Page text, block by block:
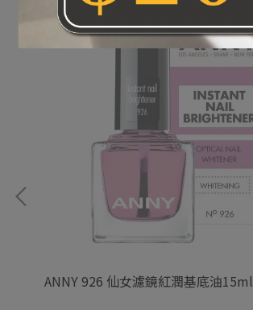
ANNY 926 仙女濾鏡紅潤基底油15ml